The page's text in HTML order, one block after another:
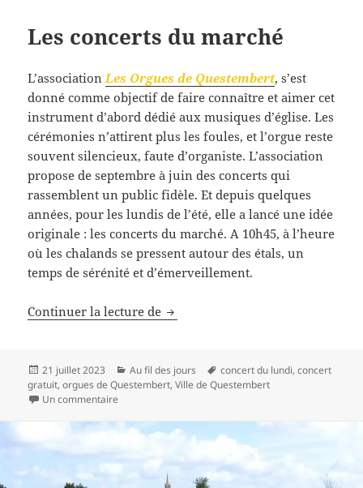
Les concerts du marché
L’associationLes Orgues de Questembert, s’est
donné comme objectif de faire connaître et aimer cet
instrument d’abord dédié aux musiques d’église. Les
cérémonies n’attirent plus les foules, et l’orgue reste
souvent silencieux, faute d’organiste. L’association
propose de septembre à juin des concerts qui
rassemblent un public fidèle. Et depuis quelques
années, pour les lundis de l’été, elle a lancé une idée
originale : les concerts du marché. A 10h45, à l’heure
où les chalands se pressent autour des étals, un
temps de sérénité et d’émerveillement.
Continuer la lecture de Les concerts du marché
Publié
le
21 juillet 2023 Catégories
Au fil des jours
Mots-
clés
concert du lundi,concert
gratuit,orgues de Questembert,Ville de Questembert
Un commentaire